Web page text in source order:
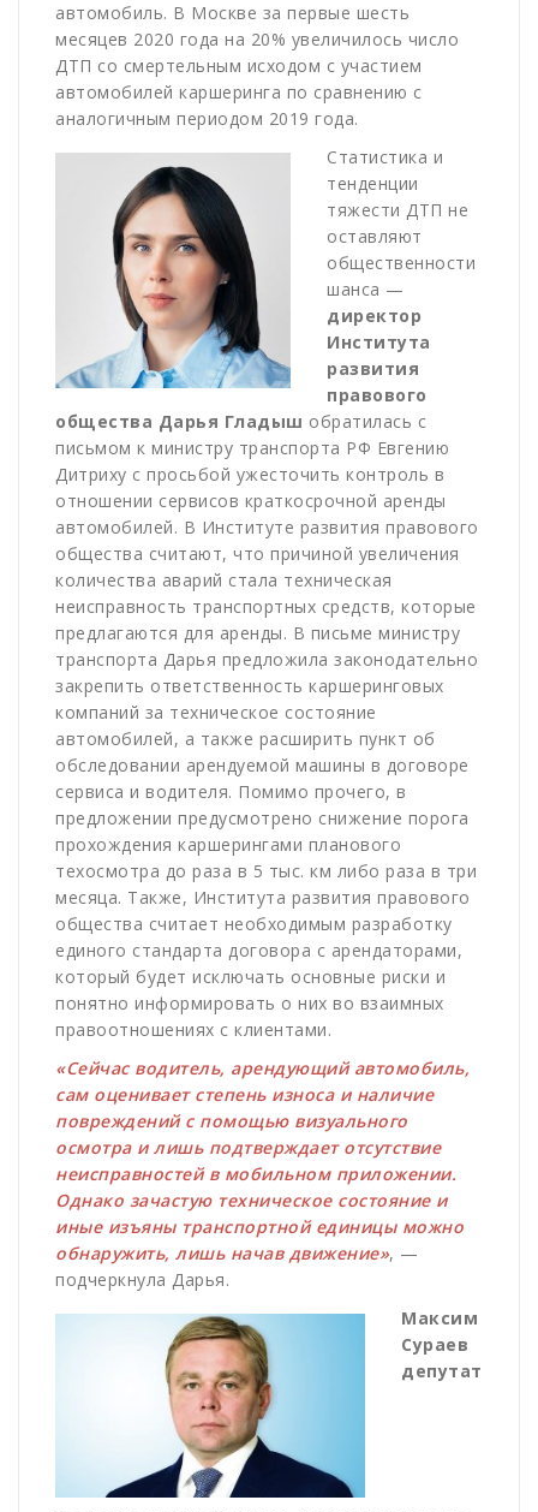
автомобиль. В Москве за первые шесть
месяцев 2020 года на 20% увеличилось число
ДТП со смертельным исходом с участием
автомобилей каршеринга по сравнению с
аналогичным периодом 2019 года.
Статистика и
тенденции
тяжести ДТП не
оставляют
общественности
шанса —
директор
Института
развития
правового
общества Дарья Гладыш обратилась с
письмом к министру транспорта РФ Евгению
Дитриху с просьбой ужесточить контроль в
отношении сервисов краткосрочной аренды
автомобилей. В Институте развития правового
общества считают, что причиной увеличения
количества аварий стала техническая
неисправность транспортных средств, которые
предлагаются для аренды. В письме министру
транспорта Дарья предложила законодательно
закрепить ответственность каршеринговых
компаний за техническое состояние
автомобилей, а также расширить пункт об
обследовании арендуемой машины в договоре
сервиса и водителя. Помимо прочего, в
предложении предусмотрено снижение порога
прохождения каршерингами планового
техосмотра до раза в 5 тыс. км либо раза в три
месяца. Также, Института развития правового
общества считает необходимым разработку
единого стандарта договора с арендаторами,
который будет исключать основные риски и
понятно информировать о них во взаимных
правоотношениях с клиентами.
«Сейчас водитель, арендующий автомобиль,
сам оценивает степень износа и наличие
повреждений с помощью визуального
осмотра и лишь подтверждает отсутствие
неисправностей в мобильном приложении.
Однако зачастую техническое состояние и
иные изъяны транспортной единицы можно
обнаружить, лишь начав движение», —
подчеркнула Дарья.
Максим
Сураев
депутат